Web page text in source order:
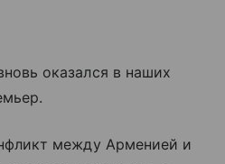
оказался в наших
между Арменией и